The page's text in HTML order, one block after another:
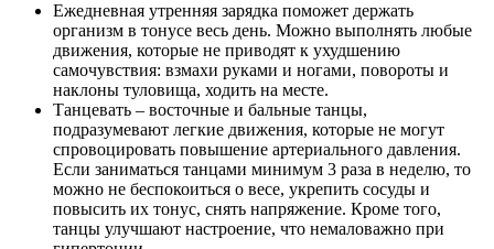
Ежедневная утренняя зарядка поможет держать
организм в тонусе весь день. Можно выполнять любые
движения, которые не приводят к ухудшению
самочувствия: взмахи руками и ногами, повороты и
наклоны туловища, ходить на месте.
Танцевать – восточные и бальные танцы,
подразумевают легкие движения, которые не могут
спровоцировать повышение артериального давления.
Если заниматься танцами минимум 3 раза в неделю, то
можно не беспокоиться о весе, укрепить сосуды и
повысить их тонус, снять напряжение. Кроме того,
танцы улучшают настроение, что немаловажно при